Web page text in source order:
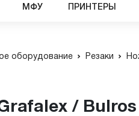
МФУ ПРИНТЕРЫ
оборудование Резаки
/